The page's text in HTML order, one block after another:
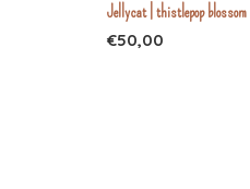
Jellycat | thistlepop
€50,00